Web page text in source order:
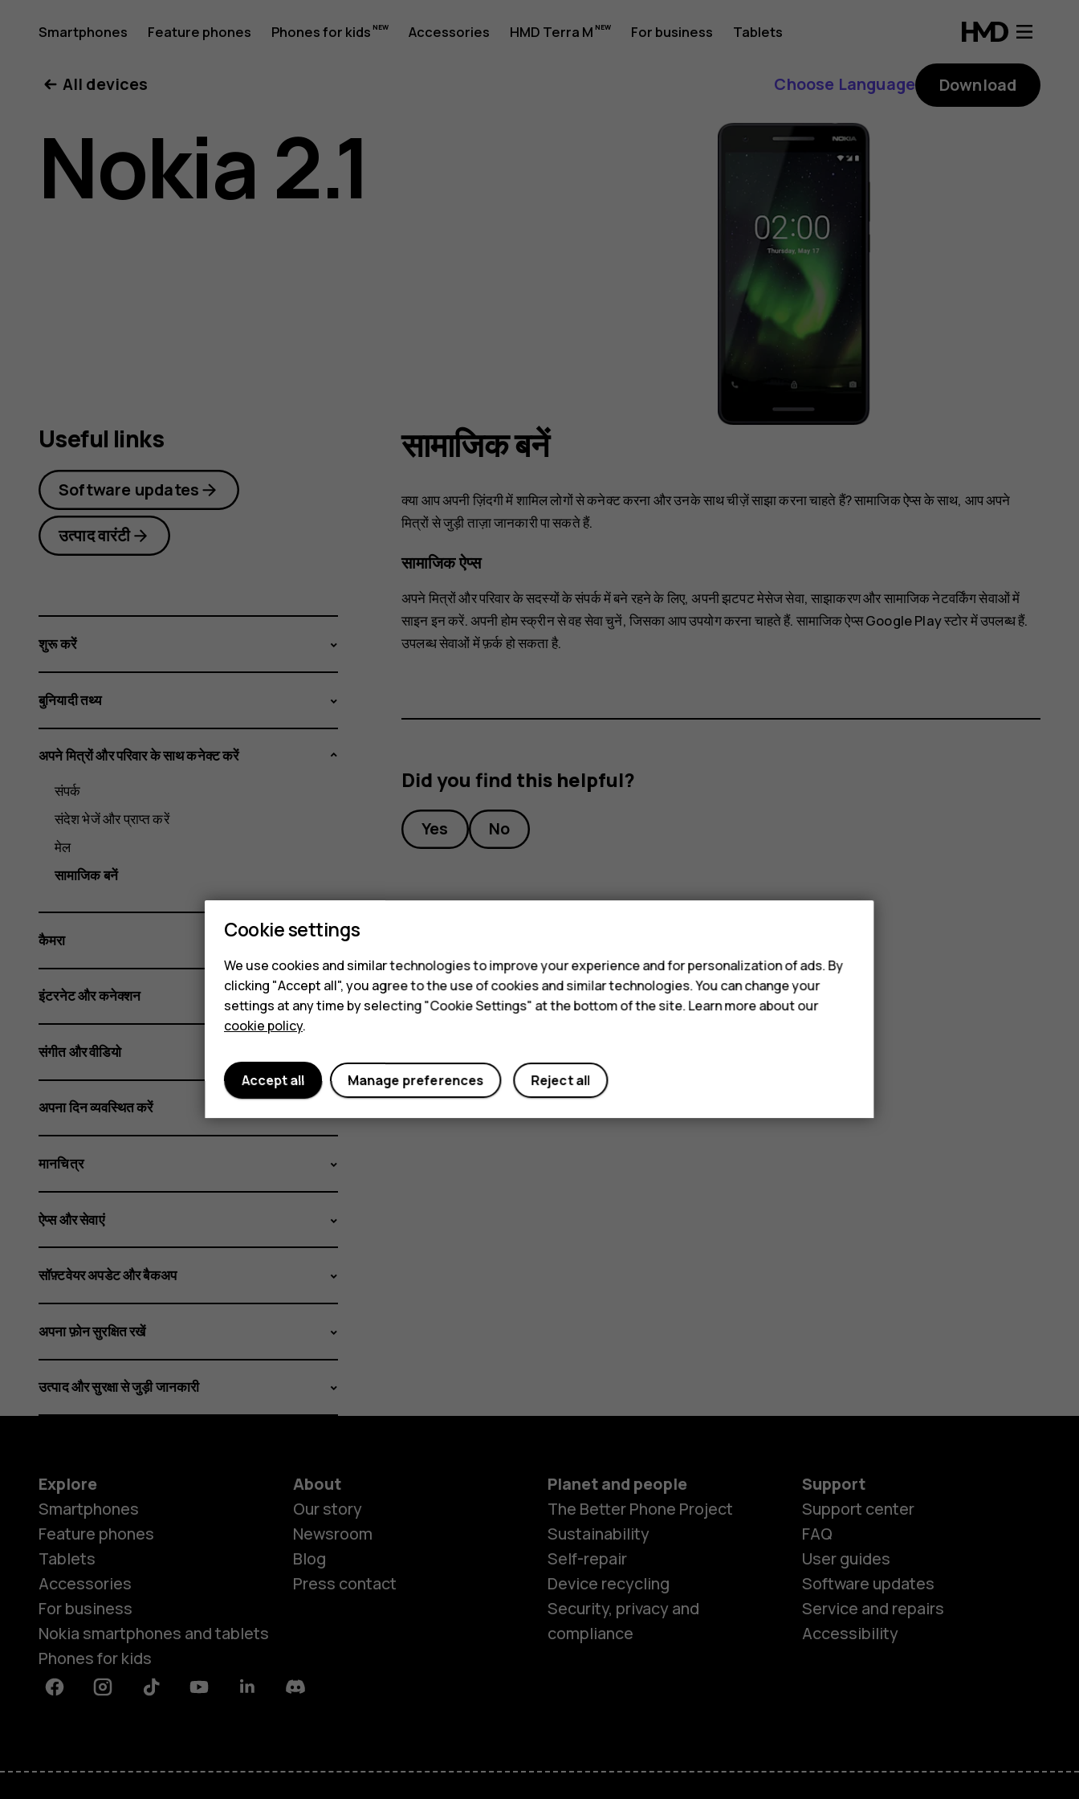
Nokia
2.1
user
Smartphones Feature phones Phones for kids Accessories HMD Terra M For business Tablets
Smartphones
Accessories
All devices Choose Language Download
Nokia 2.1
सामाजिक बनें
क्या आप अपनी ज़िंदगी में शामिल लोगों से कनेक्ट करना और उनके साथ चीज़ें साझा करना चाहते हैं? सामाजिक ऐप्स के साथ, आप अपने
मित्रों से जुड़ी ताज़ा जानकारी पा सकते हैं.
सामाजिक ऐप्स
अपने मित्रों और परिवार के सदस्यों के संपर्क में बने रहने के लिए, अपनी झटपट मेसेज सेवा, साझाकरण और सामाजिक नेटवर्किंग सेवाओं में
साइन इन करें. अपनी होम स्क्रीन से वह सेवा चुनें, जिसका आप उपयोग करना चाहते हैं. सामाजिक ऐप्सGoogle Play स्टोरमें उपलब्ध हैं.
उपलब्ध सेवाओं में फ़र्क हो सकता है.
Did you find this helpful?
Yes No
Useful links
Software updates
उत्पाद वारंटी
शुरू करें
बुनियादी तथ्य
अपने मित्रों और परिवार के साथ कनेक्ट करें
संपर्क
संदेश भेजें और प्राप्त करें
मेल
सामाजिक बनें
कैमरा
इंटरनेट और कनेक्शन
संगीत और वीडियो
अपना दिन व्यवस्थित करें
मानचित्र
ऐप्स और सेवाएं
सॉफ़्टवेयर अपडेट और बैकअप
अपना फ़ोन सुरक्षित रखें
उत्पाद और सुरक्षा से जुड़ी जानकारी
Explore
Smartphones
Feature phones
Tablets
Accessories
For business
Nokia smartphones and tablets
Phones for kids
About
Our story
Newsroom
Blog
Press contact
Planet and people
The Better Phone Project
Sustainability
Self-repair
Device recycling
Security, privacy and
compliance
Support
Support center
FAQ
User guides
Software updates
Service and repairs
Accessibility
FacebookInstagramTiktok YoutubeLinkedinDiscord
Cookie settings
We use cookies and similar technologies to improve your experience and for personalization of ads. By
clicking "Accept all", you agree to the use of cookies and similar technologies. You can change your
settings at any time by selecting "Cookie Settings" at the bottom of the site. Learn more about our
cookie policy.
Reject all
Manage preferences
Accept all